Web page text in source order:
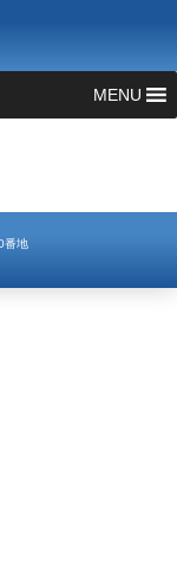
MENU
番地